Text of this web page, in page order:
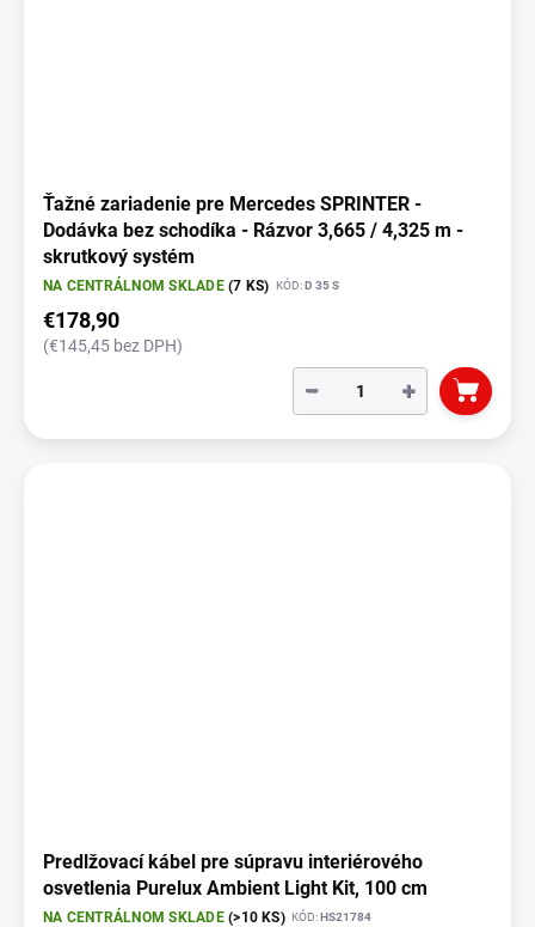
Ťažné zariadenie pre Mercedes SPRINTER -
Dodávka bez schodíka - Rázvor 3,665 / 4,325 m -
skrutkový systém
NA CENTRÁLNOM SKLADE(7 KS) KÓD:D 35 S
€178,90
(€145,45 bez DPH)
+
−
Predlžovací kábel pre súpravu interiérového
osvetlenia Purelux Ambient Light Kit, 100 cm
NA CENTRÁLNOM SKLADE(>10 KS) KÓD:HS21784